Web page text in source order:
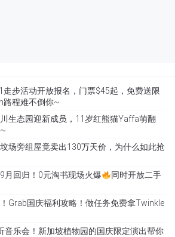
走步活动开放报名，门票$45起，免费送限
路程难不倒你~
生态园迎新成员，11岁红熊猫Yaffa萌翻
场旁组屋竟卖出130万天价，为什么如此抢
月回归！0元淘书现场火爆
同时开放二手
Grab国庆福利攻略！做任务免费拿Twinkle
音乐会！新加坡植物园的国庆限定演出帮你